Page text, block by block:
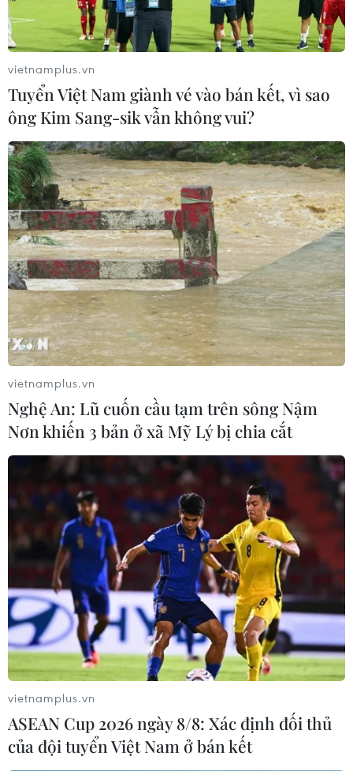
vietnamplus.vn
Tuyển Việt Nam giành vé vào bán kết, vì sao
ông Kim Sang-sik vẫn không vui?
vietnamplus.vn
Nghệ An: Lũ cuốn cầu tạm trên sông Nậm
Nơn khiến 3 bản ở xã Mỹ Lý bị chia cắt
vietnamplus.vn
ASEAN Cup 2026 ngày 8/8: Xác định đối thủ
của đội tuyển Việt Nam ở bán kết